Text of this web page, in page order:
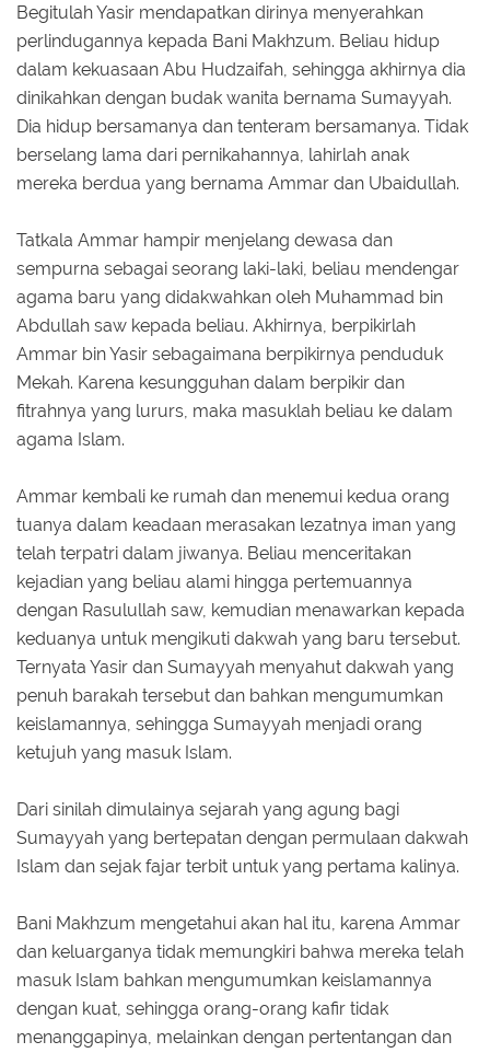
Begitulah Yasir mendapatkan dirinya menyerahkan
perlindugannya kepada Bani Makhzum. Beliau hidup
dalam kekuasaan Abu Hudzaifah, sehingga akhirnya dia
dinikahkan dengan budak wanita bernama Sumayyah.
Dia hidup bersamanya dan tenteram bersamanya. Tidak
berselang lama dari pernikahannya, lahirlah anak
mereka berdua yang bernama Ammar dan Ubaidullah.
Tatkala Ammar hampir menjelang dewasa dan
sempurna sebagai seorang laki-laki, beliau mendengar
agama baru yang didakwahkan oleh Muhammad bin
Abdullah saw kepada beliau. Akhirnya, berpikirlah
Ammar bin Yasir sebagaimana berpikirnya penduduk
Mekah. Karena kesungguhan dalam berpikir dan
fitrahnya yang lururs, maka masuklah beliau ke dalam
agama Islam.
Ammar kembali ke rumah dan menemui kedua orang
tuanya dalam keadaan merasakan lezatnya iman yang
telah terpatri dalam jiwanya. Beliau menceritakan
kejadian yang beliau alami hingga pertemuannya
dengan Rasulullah saw, kemudian menawarkan kepada
keduanya untuk mengikuti dakwah yang baru tersebut.
Ternyata Yasir dan Sumayyah menyahut dakwah yang
penuh barakah tersebut dan bahkan mengumumkan
keislamannya, sehingga Sumayyah menjadi orang
ketujuh yang masuk Islam.
Dari sinilah dimulainya sejarah yang agung bagi
Sumayyah yang bertepatan dengan permulaan dakwah
Islam dan sejak fajar terbit untuk yang pertama kalinya.
Bani Makhzum mengetahui akan hal itu, karena Ammar
dan keluarganya tidak memungkiri bahwa mereka telah
masuk Islam bahkan mengumumkan keislamannya
dengan kuat, sehingga orang-orang kafir tidak
menanggapinya, melainkan dengan pertentangan dan